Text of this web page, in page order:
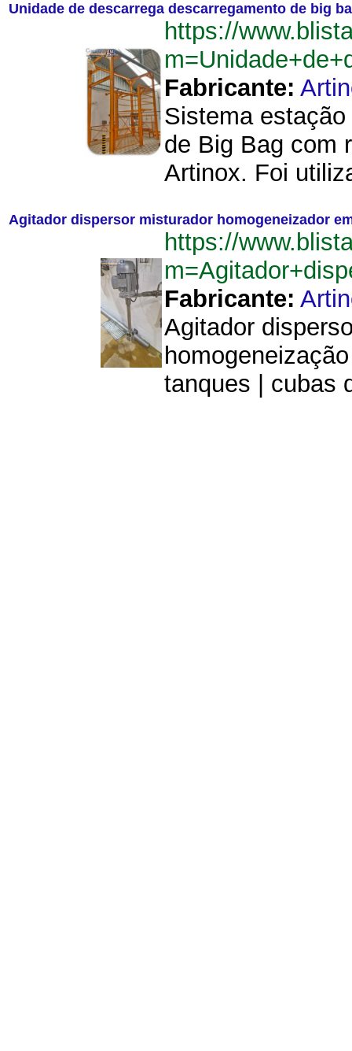
Unidade de descarrega descarregamento de big
https://
Fabricante:
Sistema
de Big Bag com
Artinox. Foi
Agitador dispersor misturador homogeneizador
https://
Fabricante:
Agitador
tanques | cubas